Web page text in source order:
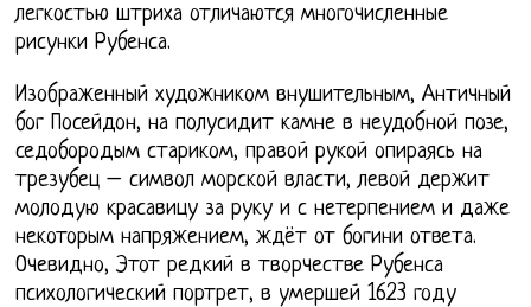
легкостью штриха отличаются многочисленные
рисунки Рубенса.
Изображенный художником внушительным, Античный
бог Посейдон, на полусидит камне в неудобной позе,
седобородым стариком, правой рукой опираясь на
трезубец – символ морской власти, левой держит
молодую красавицу за руку и с нетерпением и даже
некоторым напряжением, ждёт от богини ответа.
Очевидно, Этот редкий в творчестве Рубенса
психологический портрет, в умершей 1623 году